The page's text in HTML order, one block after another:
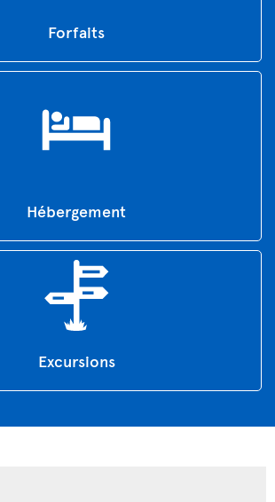
Forfaits
Hébergement
Excursions